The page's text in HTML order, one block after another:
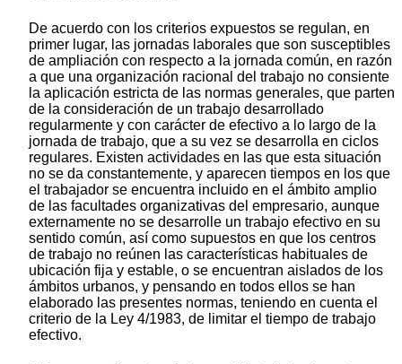
De acuerdo con los criterios expuestos se regulan, en
primer lugar, las jornadas laborales que son susceptibles
de ampliación con respecto a la jornada común, en razón
a que una organización racional del trabajo no consiente
la aplicación estricta de las normas generales, que parten
de la consideración de un trabajo desarrollado
regularmente y con carácter de efectivo a lo largo de la
jornada de trabajo, que a su vez se desarrolla en ciclos
regulares. Existen actividades en las que esta situación
no se da constantemente, y aparecen tiempos en los que
el trabajador se encuentra incluido en el ámbito amplio
de las facultades organizativas del empresario, aunque
externamente no se desarrolle un trabajo efectivo en su
sentido común, así como supuestos en que los centros
de trabajo no reúnen las características habituales de
ubicación fija y estable, o se encuentran aislados de los
ámbitos urbanos, y pensando en todos ellos se han
elaborado las presentes normas, teniendo en cuenta el
criterio de la Ley 4/1983, de limitar el tiempo de trabajo
efectivo.